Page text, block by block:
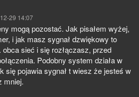
29 14:07
mogą pozostać. Jak pisałem wyżej,
i jak masz sygnał dzwiękowy to
sieć i się rozłączasz, przed
Podobny system działa w
się pojawia sygnał t wiesz że jesteś w
mniej.